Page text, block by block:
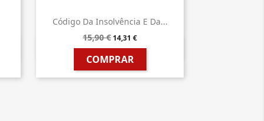
Código Da Insolvência E Da...
15,90 € 14,31 €
COMPRAR
 Vista rápida